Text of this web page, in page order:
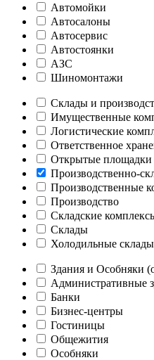
Автомойки
Автосалоны
Автосервис
Автостоянки
АЗС
Шиномонтажи
Склады и
Имущественные
Логистические
Ответственное
Открытые площадки
Производственно-
Производственные
Производство
Складские
Склады
Холодильные склады
Здания и Особняки
Административные
Банки
Бизнес-центры
Гостиницы
Общежития
Особняки